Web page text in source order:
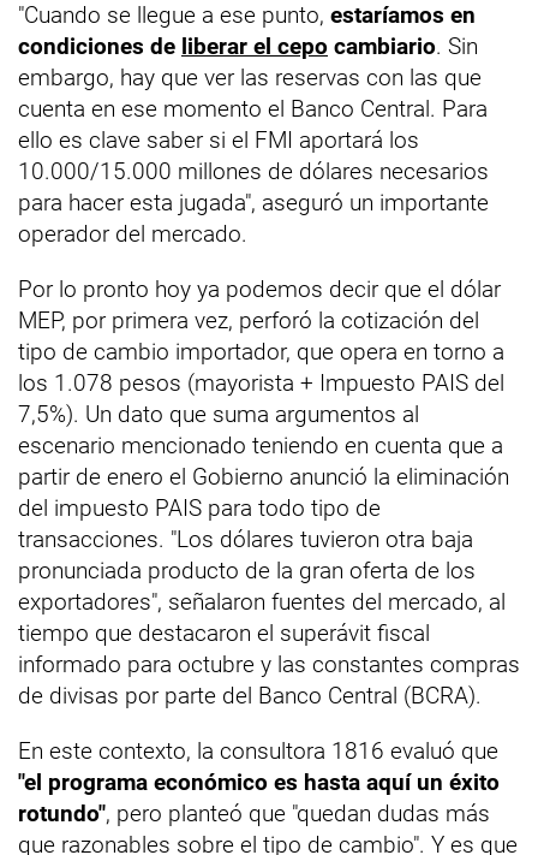
"Cuando se llegue a ese punto, estaríamos en
condiciones de liberar el cepo cambiario. Sin
embargo, hay que ver las reservas con las que
cuenta en ese momento el Banco Central. Para
ello es clave saber si el FMI aportará los
10.000/15.000 millones de dólares necesarios
para hacer esta jugada", aseguró un importante
operador del mercado.
Por lo pronto hoy ya podemos decir que el dólar
MEP, por primera vez, perforó la cotización del
tipo de cambio importador, que opera en torno a
los 1.078 pesos (mayorista + Impuesto PAIS del
7,5%). Un dato que suma argumentos al
escenario mencionado teniendo en cuenta que a
partir de enero el Gobierno anunció la eliminación
del impuesto PAIS para todo tipo de
transacciones. "Los dólares tuvieron otra baja
pronunciada producto de la gran oferta de los
exportadores", señalaron fuentes del mercado, al
tiempo que destacaron el superávit fiscal
informado para octubre y las constantes compras
de divisas por parte del Banco Central (BCRA).
En este contexto, la consultora 1816 evaluó que
"el programa económico es hasta aquí un éxito
rotundo", pero planteó que "quedan dudas más
que razonables sobre el tipo de cambio". Y es que